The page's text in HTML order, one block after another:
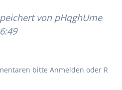
von pHqghUme
bitte Anmelden oder R